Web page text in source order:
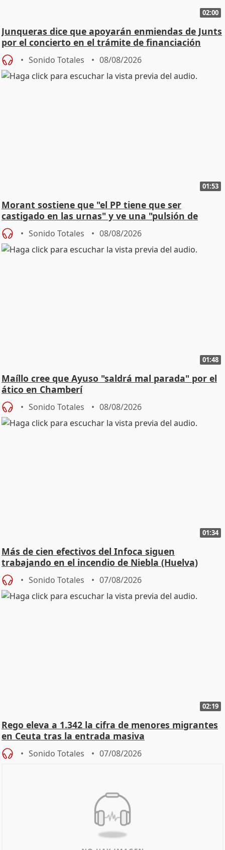
02:00
Junqueras dice que apoyarán enmiendas de Junts
por el concierto en el trámite de financiación
Sonido Totales 08/08/2026
01:53
Morant sostiene que "el PP tiene que ser
castigado en las urnas" y ve una "pulsión de
cambio"
Sonido Totales 08/08/2026
01:48
Maíllo cree que Ayuso "saldrá mal parada" por el
ático en Chamberí
Sonido Totales 08/08/2026
01:34
Más de cien efectivos del Infoca siguen
trabajando en el incendio de Niebla (Huelva)
Sonido Totales 07/08/2026
02:19
Rego eleva a 1.342 la cifra de menores migrantes
en Ceuta tras la entrada masiva
Sonido Totales 07/08/2026